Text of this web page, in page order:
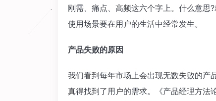
刚需、痛点、高频这六个字上。什么意思
使用场景要在用户的生活中经常发生。
产品失败的原因
我们看到每年市场上会出现无数失败的产
真得找到了用户的需求。《产品经理方法